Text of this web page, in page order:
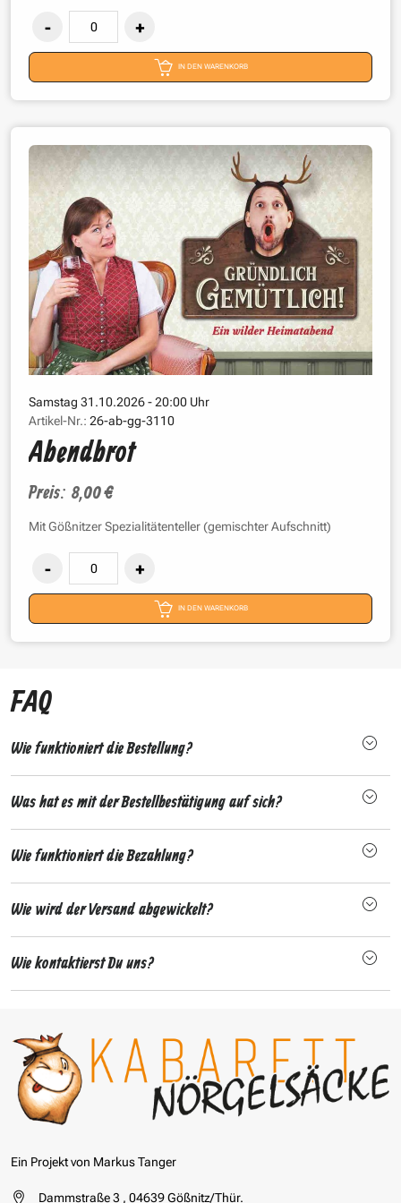
IN DEN WARENKORB
Samstag 31.10.2026 - 20:00 Uhr
Artikel-Nr.: 26-ab-gg-3110
Abendbrot
Preis: 8,00 €
Mit Gößnitzer Spezialitätenteller (gemischter Aufschnitt)
IN DEN WARENKORB
FAQ
Wie funktioniert die Bestellung?
Was hat es mit der Bestellbestätigung auf sich?
Wie funktioniert die Bezahlung?
Wie wird der Versand abgewickelt?
Wie kontaktierst Du uns?
Ein Projekt von Markus Tanger
Dammstraße 3 , 04639 Gößnitz/Thür.